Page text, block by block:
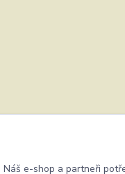
Náš e-shop a partneři